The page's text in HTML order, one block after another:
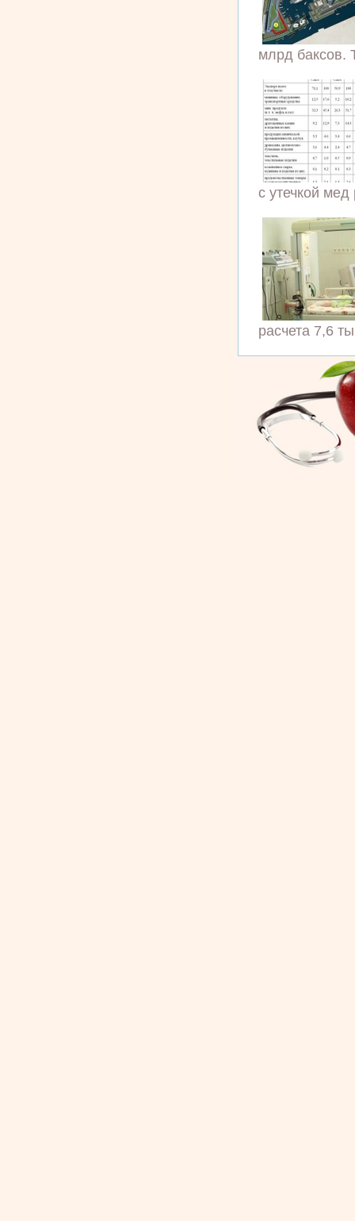
млрд баксов.
с утечкой
расчета 7,6